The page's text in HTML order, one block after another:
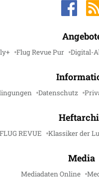
Flug Revue Pur Digital-
Datenschutz
FLUG REVUE Klassiker der
Media
Mediadaten Online